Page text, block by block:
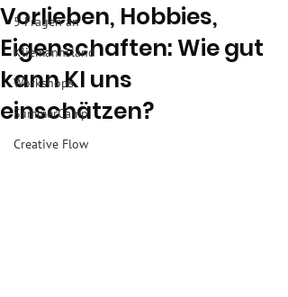
5 Fragen an
Kliemannsland
Workshops
SummerCamp
Creative Flow
Vorlieben, Hobbies,
Eigenschaften: Wie gut
kann KI uns
einschätzen?